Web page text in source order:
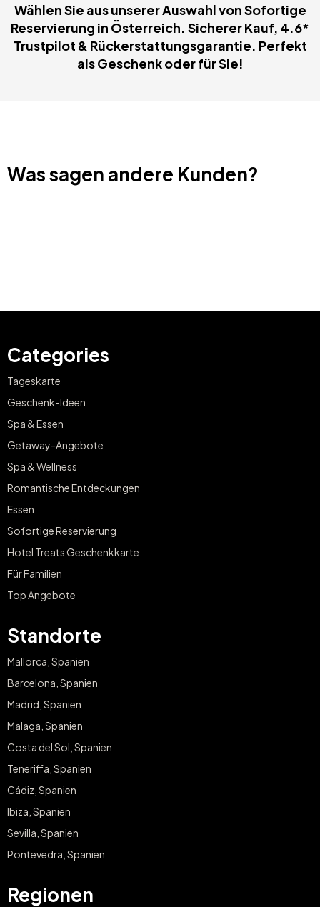
Wählen Sie aus unserer Auswahl von Sofortige
Reservierung in Österreich. Sicherer Kauf, 4.6*
Trustpilot & Rückerstattungsgarantie. Perfekt
als Geschenk oder für Sie!
Was sagen andere Kunden?
Categories
Tageskarte
Geschenk-Ideen
Spa & Essen
Getaway-Angebote
Spa & Wellness
Romantische Entdeckungen
Essen
Sofortige Reservierung
Hotel Treats Geschenkkarte
Für Familien
Top Angebote
Standorte
Mallorca, Spanien
Barcelona, Spanien
Madrid, Spanien
Malaga, Spanien
Costa del Sol, Spanien
Teneriffa, Spanien
Cádiz, Spanien
Ibiza, Spanien
Sevilla, Spanien
Pontevedra, Spanien
Regionen